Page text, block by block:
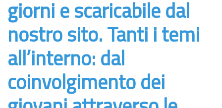
giorni e scaricabile dal
nostro sito. Tanti i temi
all’interno: dal
coinvolgimento dei